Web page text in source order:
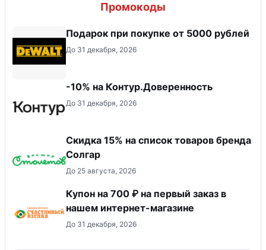
Промокоды
Подарок при покупке от 5000 рублей
До 31 декабря, 2026
-10% на Контур.Доверенность
До 31 декабря, 2026
Скидка 15% на список товаров бренда
Солгар
До 25 августа, 2026
Купон на 700 ₽ на первый заказ в
нашем интернет-магазине
До 31 декабря, 2026